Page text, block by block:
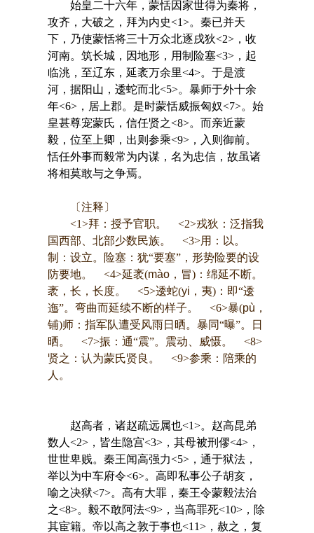
始皇二十六年，蒙恬因家世得为秦将，
攻齐，大破之，拜为内史<1>。秦已并天
下，乃使蒙恬将三十万众北逐戌狄<2>，收
河南。筑长城，因地形，用制险塞<3>，起
临洮，至辽东，延袤万余里<4>。于是渡
河，据阳山，逶蛇而北<5>。暴师于外十余
年<6>，居上郡。是时蒙恬威振匈奴<7>。始
皇甚尊宠蒙氏，信任贤之<8>。而亲近蒙
毅，位至上卿，出则参乘<9>，入则御前。
恬任外事而毅常为内谋，名为忠信，故虽诸
将相莫敢与之争焉。
〔注释〕
<1>拜：授予官职。 <2>戎狄：泛指我
国西部、北部少数民族。 <3>用：以。
制：设立。险塞：犹“要塞”，形势险要的设
防要地。 <4>延袤(mào，冒)：绵延不断。
袤，长，长度。 <5>逶蛇(yi ，夷)：即“逶
迤”。弯曲而延续不断的样子。 <6>暴(pù ，
铺)师：指军队遭受风雨日晒。暴同“曝”。日
晒。 <7>振：通“震”。震动、威慑。 <8>
贤之：认为蒙氏贤良。 <9>参乘：陪乘的
人。
赵高者，诸赵疏远属也<1>。赵高昆弟
数人<2>，皆生隐宫<3>，其母被刑僇<4>，
世世卑贱。秦王闻高强力<5>，通于狱法，
举以为中车府令<6>。高即私事公子胡亥，
喻之决狱<7>。高有大罪，秦王令蒙毅法治
之<8>。毅不敢阿法<9>，当高罪死<10>，除
其宦籍。帝以高之敦于事也<11>，赦之，复